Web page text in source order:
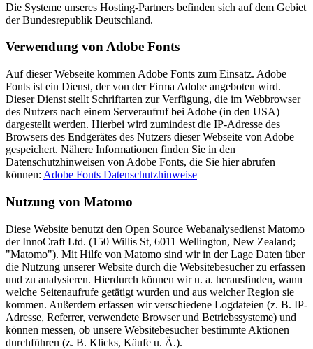
Die Systeme unseres Hosting-Partners befinden sich auf dem Gebiet
der Bundesrepublik Deutschland.
Verwendung von Adobe Fonts
Auf dieser Webseite kommen Adobe Fonts zum Einsatz. Adobe
Fonts ist ein Dienst, der von der Firma Adobe angeboten wird.
Dieser Dienst stellt Schriftarten zur Verfügung, die im Webbrowser
des Nutzers nach einem Serveraufruf bei Adobe (in den USA)
dargestellt werden. Hierbei wird zumindest die IP-Adresse des
Browsers des Endgerätes des Nutzers dieser Webseite von Adobe
gespeichert. Nähere Informationen finden Sie in den
Datenschutzhinweisen von Adobe Fonts, die Sie hier abrufen
können: Adobe Fonts Datenschutzhinweise
Nutzung von Matomo
Diese Website benutzt den Open Source Webanalysedienst Matomo
der InnoCraft Ltd. (150 Willis St, 6011 Wellington, New Zealand;
"Matomo"). Mit Hilfe von Matomo sind wir in der Lage Daten über
die Nutzung unserer Website durch die Websitebesucher zu erfassen
und zu analysieren. Hierdurch können wir u. a. herausfinden, wann
welche Seitenaufrufe getätigt wurden und aus welcher Region sie
kommen. Außerdem erfassen wir verschiedene Logdateien (z. B. IP-
Adresse, Referrer, verwendete Browser und Betriebssysteme) und
können messen, ob unsere Websitebesucher bestimmte Aktionen
durchführen (z. B. Klicks, Käufe u. Ä.).